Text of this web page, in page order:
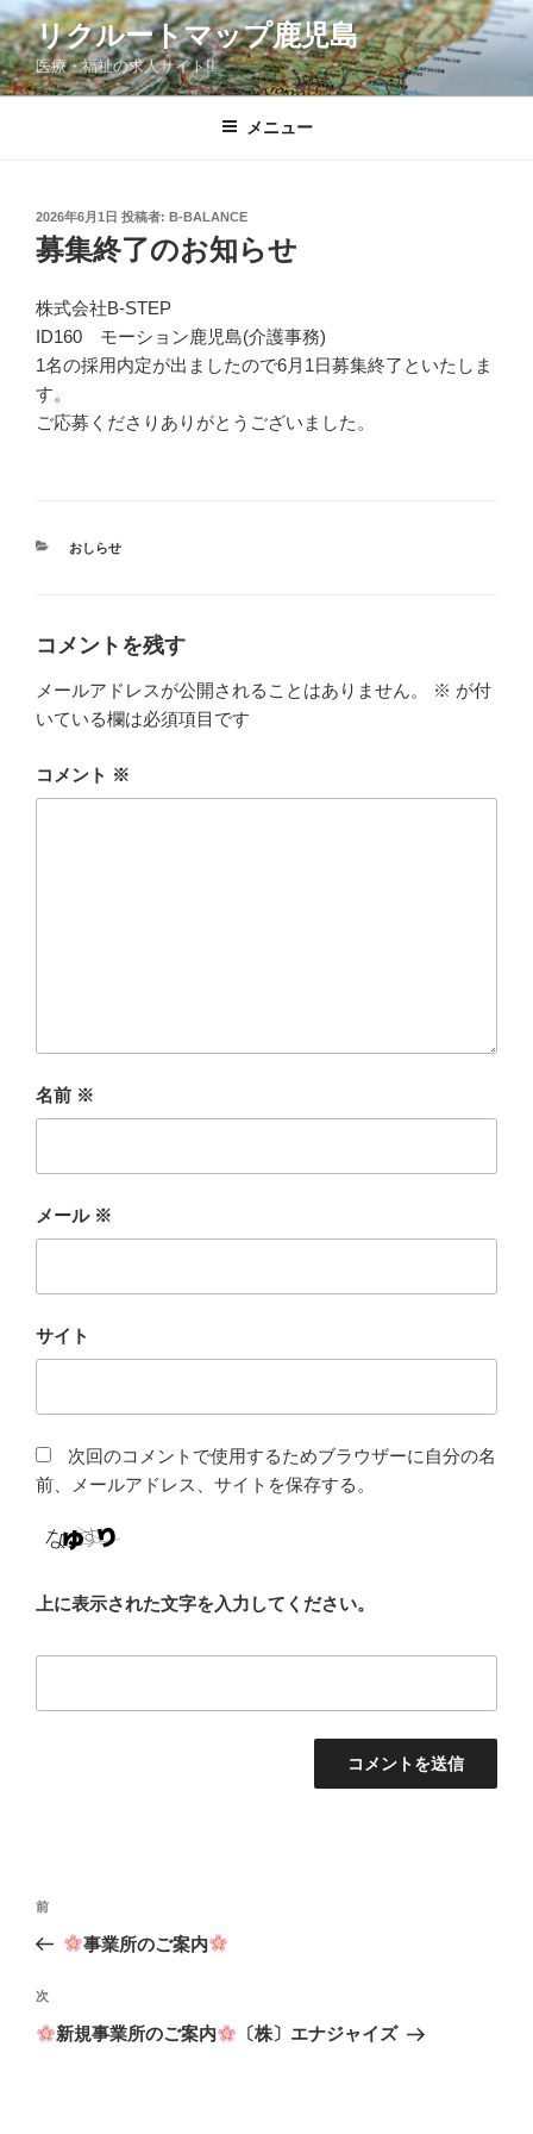
コ
ン
テ
ン
リクルートマップ鹿児島
医療・福祉の求人サイト!!
メニュー
投
稿
日:
2026年6月1日 投稿者: B-BALANCE
募集終了のお知らせ
株式会社B-STEP
ID160 モーション鹿児島(介護事務)
1名の採用内定が出ましたので6月1日募集終了といたしま
す。
ご応募くださりありがとうございました。
カ
おしらせ
コメントを残す
メールアドレスが公開されることはありません。 ※ が付
いている欄は必須項目です
コメント ※
名前 ※
メール ※
サイト
次回のコメントで使用するためブラウザーに自分の名
前、メールアドレス、サイトを保存する。
上に表示された文字を入力してください。
投
ビ
ゲ
前
の
稿
前
事業所のご案内
次
の
次
新規事業所のご案内 〔株〕エナジャイズ